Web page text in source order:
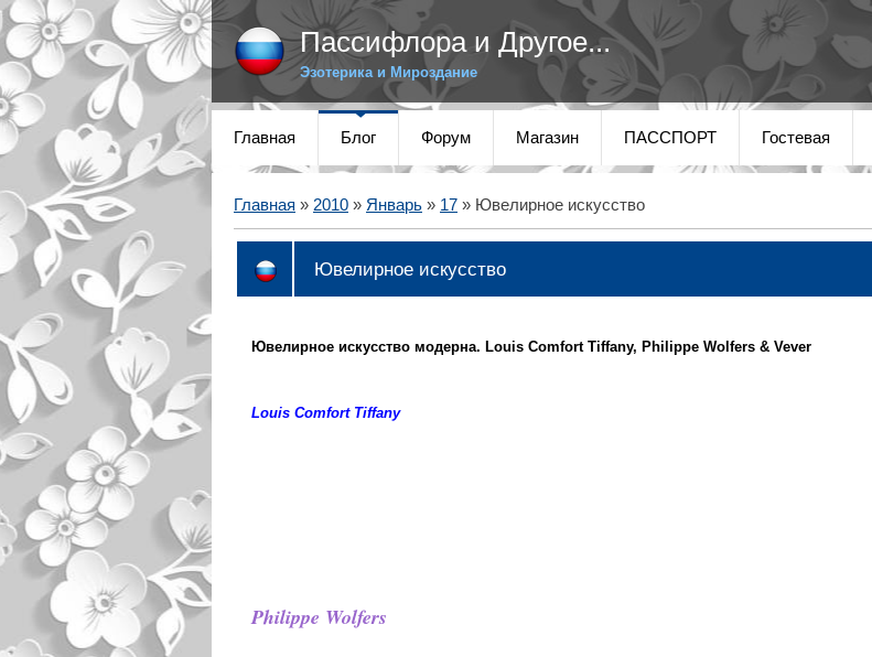
Пассифлора и Другое...
Эзотерика и Мироздание
Главная Блог Форум Магазин ПАССПОРТ Гостевая
Главная » 2010 » Январь » 17 » Ювелирное искусство
Ювелирное искусство
Ювелирное искусство модерна. Louis Comfort Tiffany, Philippe Wolfers & Vever
Louis Comfort Tiffany
Philippe Wolfers